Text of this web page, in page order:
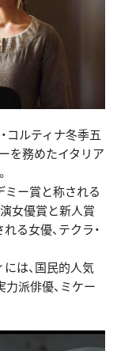
コルティナ冬季五
を務めたイタリア
ミー賞と称される
女優賞と新人賞
る女優、テクラ・
は、国民的人気
派俳優、ミケー